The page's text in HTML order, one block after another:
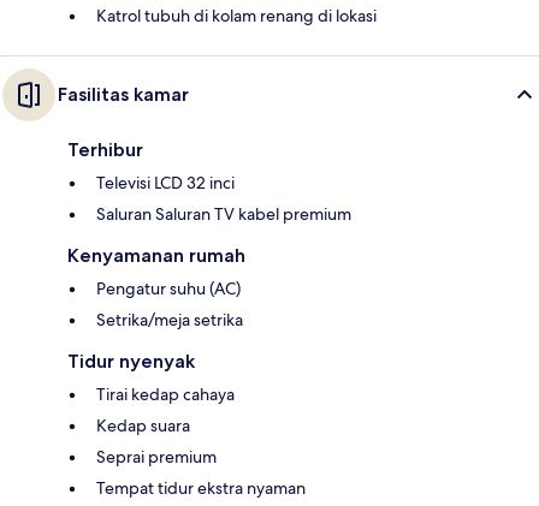
Katrol tubuh di kolam renang di lokasi
Fasilitas kamar
Terhibur
Televisi LCD 32 inci
Saluran Saluran TV kabel premium
Kenyamanan rumah
Pengatur suhu (AC)
Setrika/meja setrika
Tidur nyenyak
Tirai kedap cahaya
Kedap suara
Seprai premium
Tempat tidur ekstra nyaman